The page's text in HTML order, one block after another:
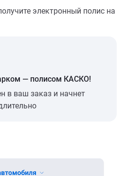
электронный полис на
— полисом КАСКО!
в ваш заказ и начнет